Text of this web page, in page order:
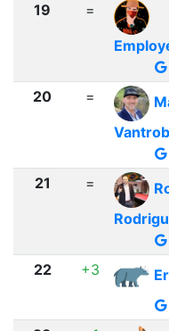
19
=
20 =
21 =
22 +3